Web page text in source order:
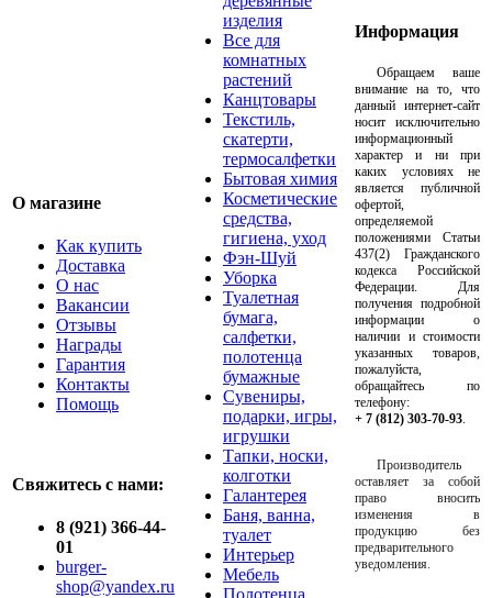
О магазине
Как купить
Доставка
О нас
Вакансии
Отзывы
Награды
Гарантия
Контакты
Помощь
Свяжитесь с нами:
8 (921) 366-44-
01
burger-
shop@yandex.ru
изделия
Все для
комнатных
растений
Канцтовары
Текстиль,
скатерти,
термосалфетки
Бытовая химия
Косметические
средства,
гигиена, уход
Фэн-Шуй
Уборка
Туалетная
бумага,
салфетки,
полотенца
бумажные
Сувениры,
подарки, игры,
игрушки
Тапки, носки,
колготки
Галантерея
Баня, ванна,
туалет
Интерьер
Мебель
Полотенца
Информация
Обращаем ваше
внимание на то, что
данный интернет-сайт
носит исключительно
информационный
характер и ни при
каких условиях не
является публичной
офертой,
определяемой
положениями Статьи
437(2) Гражданского
кодекса Российской
Федерации. Для
получения подробной
информации о
наличии и стоимости
указанных товаров,
пожалуйста,
обращайтесь по
телефону:
+ 7 (812) 303-70-93
Производитель
оставляет за собой
право вносить
изменения в
продукцию без
предварительного
уведомления.